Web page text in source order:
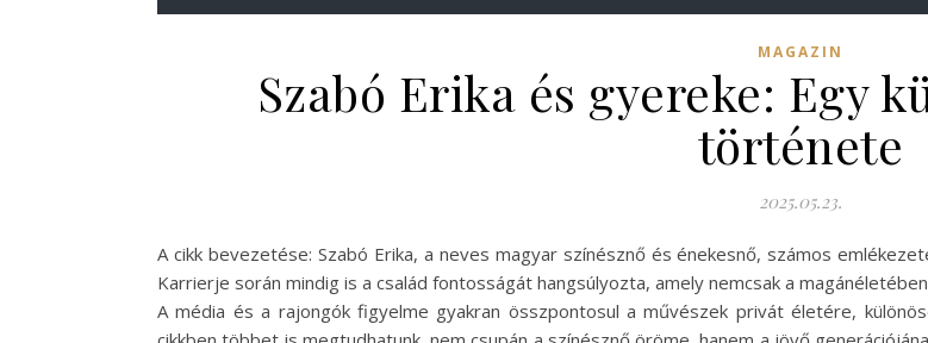
MAGAZIN
Szabó Erika és gyereke: Egy
története
2025.05.23.
A cikk bevezetése: Szabó Erika, a neves magyar színésznő és énekesnő, számos
Karrierje során mindig is a család fontosságát hangsúlyozta, amely nemcsak a
A média és a rajongók figyelme gyakran összpontosul a művészek privát életére,